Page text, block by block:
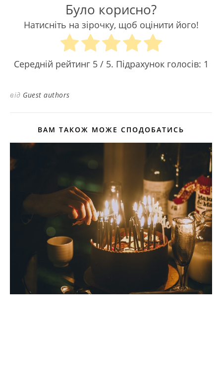
Було корисно?
Натисніть на зірочку, щоб оцінити його!
Середній рейтинг 5/ 5. Підрахунок голосів: 1
від Guest authors
ВАМ ТАКОЖ МОЖЕ СПОДОБАТИСЬ